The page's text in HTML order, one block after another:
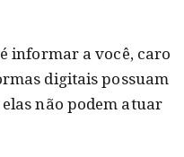
informar a você, caro
digitais possuam
não podem atuar